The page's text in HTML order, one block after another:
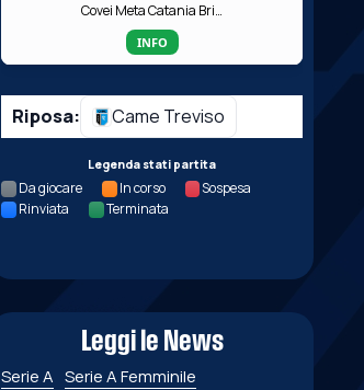
Covei Meta Catania Bricocity
INFO
Riposa: Came Treviso
Legenda stati partita
Da giocare In corso
Sospesa
Rinviata
Terminata
Leggi le News
Serie A Serie A Femminile